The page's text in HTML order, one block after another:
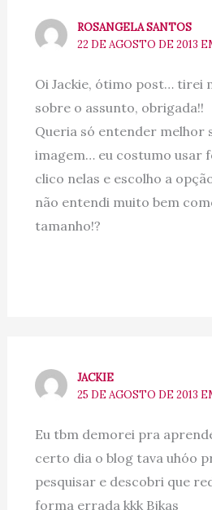
ROSANGELA SANTOS
22 DE AGOSTO DE 2013
Oi Jackie, ótimo post… tirei
sobre o assunto, obrigada!!
Queria só entender melhor
imagem… eu costumo usar
clico nelas e escolho a
não entendi muito bem
tamanho!?
JACKIE
25 DE AGOSTO DE 2013
Eu tbm demorei pra
certo dia o blog tava uhóo
pesquisar e descobri que
forma errada kkk Bjkas